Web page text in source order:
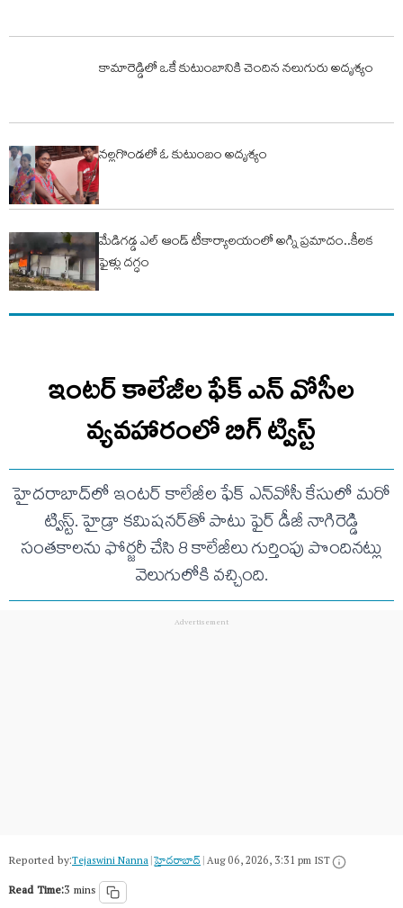
కామారెడ్డిలో ఒకే కుటుంబానికి చెందిన నలుగురు అదృశ్యం
న‌ల్ల‌గొండ‌లో ఓ కుటుంబం అదృశ్యం
మేడిగడ్డ ఎల్ ఆండ్ టీకార్యాలయంలో అగ్ని ప్రమాదం..కీలక
ఫైళ్లు దగ్ధం
ఇంటర్ కాలేజీల ఫేక్ ఎన్ వోసీల
వ్యవహారంలో బిగ్ ట్విస్ట్
హైదరాబాద్‌లో ఇంటర్ కాలేజీల ఫేక్ ఎన్‌వోసీ కేసులో మరో
ట్విస్ట్. హైడ్రా కమిషనర్‌తో పాటు ఫైర్ డీజీ నాగిరెడ్డి
సంతకాలను ఫోర్జరీ చేసి 8 కాలేజీలు గుర్తింపు పొందినట్లు
వెలుగులోకి వచ్చింది.
Reported by:Tejaswini Nanna|హైదరాబాద్​|Aug 06, 2026, 3:31 pm IST
Read Time:3 mins